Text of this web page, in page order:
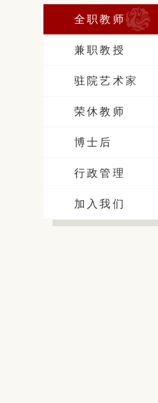
全职教师
兼职教授
驻院艺术家
荣休教师
博士后
行政管理
加入我们